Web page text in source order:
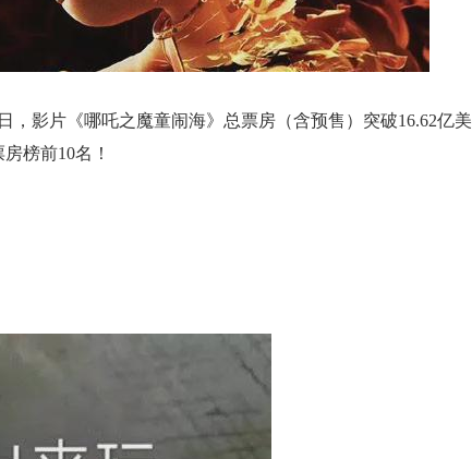
，影片《哪吒之魔童闹海》总票房（含预售）突破16.62亿美
榜前10名！